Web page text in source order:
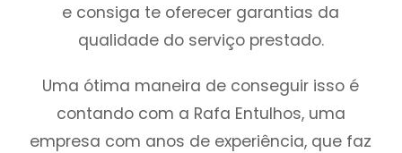
e consiga te oferecer garantias da
qualidade do serviço prestado.
Uma ótima maneira de conseguir isso é
contando com a Rafa Entulhos, uma
empresa com anos de experiência, que faz